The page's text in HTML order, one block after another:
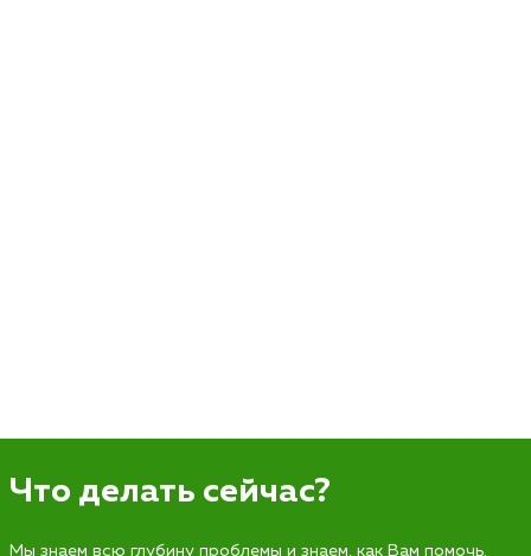
Что делать сейчас?
Мы знаем всю глубину проблемы и знаем, как Вам помочь.